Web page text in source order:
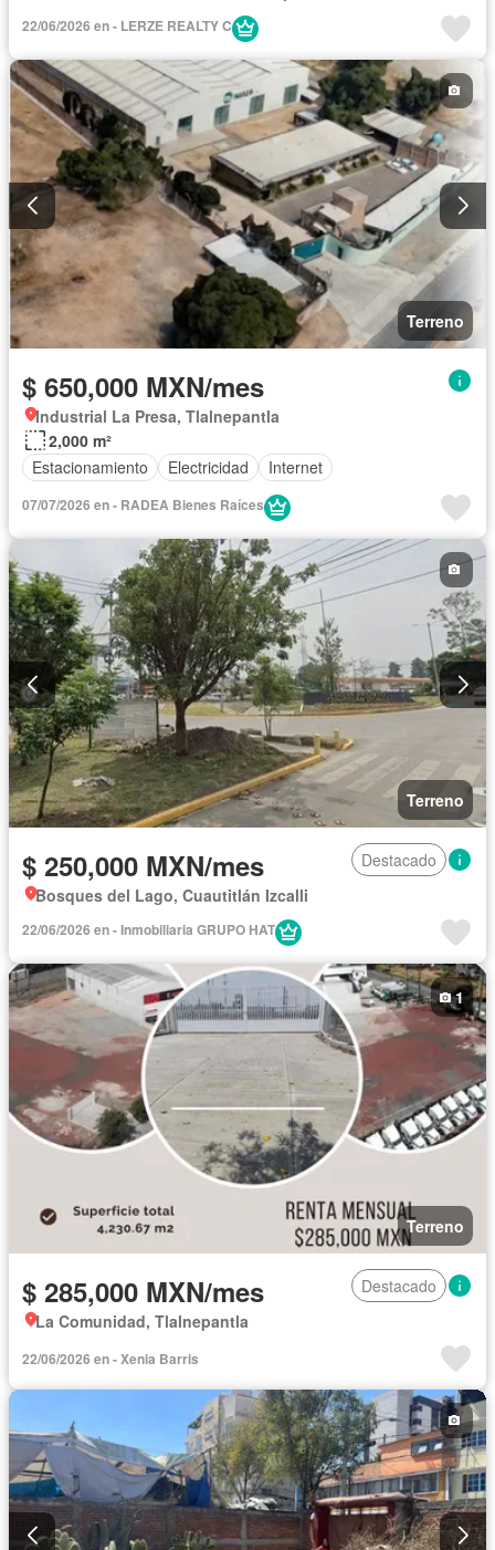
22/06/2026 en - LERZE REALTY C
Terreno
$ 650,000 MXN/mes
Industrial La Presa, Tlalnepantla
2,000 m²
Estacionamiento
Electricidad Internet
07/07/2026 en - RADEA Bienes Raíces
Terreno
$ 250,000 MXN/mes
Destacado
Bosques del Lago, Cuautitlán Izcalli
22/06/2026 en - Inmobiliaria GRUPO HAT
Terreno
1
$ 285,000 MXN/mes
Destacado
La Comunidad, Tlalnepantla
22/06/2026 en - Xenia Barris